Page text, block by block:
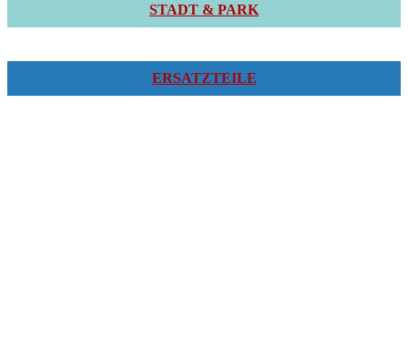
STADT & PARK
ERSATZTEILE